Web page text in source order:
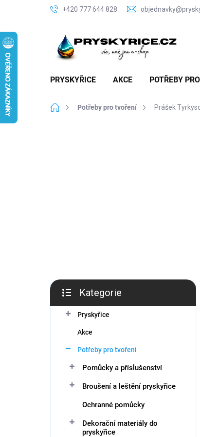
+420 777 644 828
PRYSKYŘICE AKCE POTŘEBY
Domů Potřeby pro tvoření Prášek
kategorie
Kategorie
Pryskyřice
Akce
Potřeby pro tvoření
Pomůcky a příslušenství
Broušení a leštění pryskyřice
Ochranné pomůcky
Dekorační materiály do
pryskyřice